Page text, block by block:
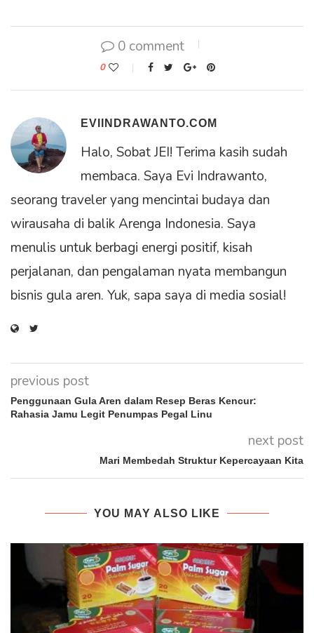
0 comment
0
EVIINDRAWANTO.COM
Halo, Sobat JEI! Terima kasih sudah
membaca. Saya Evi Indrawanto,
seorang traveler yang mencintai budaya dan
wirausaha di balik Arenga Indonesia. Saya
menulis untuk berbagi energi positif, kisah
perjalanan, dan pengalaman nyata membangun
bisnis gula aren. Yuk, sapa saya di media sosial!
previous post
Penggunaan Gula Aren dalam Resep Beras Kencur:
Rahasia Jamu Legit Penumpas Pegal Linu
next post
Mari Membedah Struktur Kepercayaan Kita
YOU MAY ALSO LIKE